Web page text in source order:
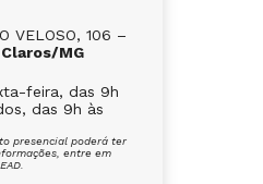
VELOSO, 106 –
MG
feira, das 9h
das 9h às
presencial poderá ter
entre em